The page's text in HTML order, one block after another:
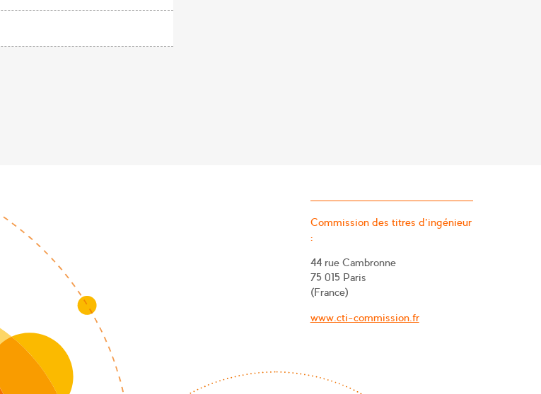
Commission des titres d’ingénieur
:
44 rue Cambronne
75 015 Paris
(France)
www.cti-commission.fr